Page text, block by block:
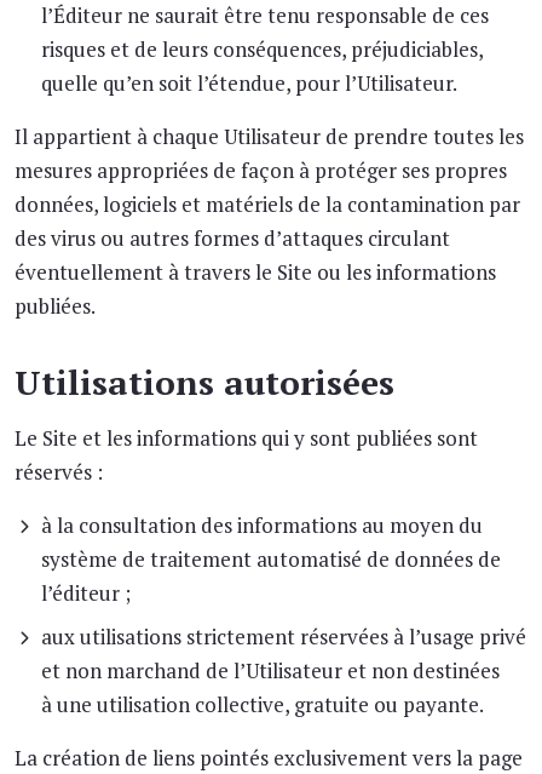
l’Éditeur ne saurait être tenu responsable de ces
risques et de leurs conséquences, préjudiciables,
quelle qu’en soit l’étendue, pour l’Utilisateur.
Il appartient à chaque Utilisateur de prendre toutes les
mesures appropriées de façon à protéger ses propres
données, logiciels et matériels de la contamination par
des virus ou autres formes d’attaques circulant
éventuellement à travers le Site ou les informations
publiées.
Utilisations autorisées
Le Site et les informations qui y sont publiées sont
réservés :
à la consultation des informations au moyen du
système de traitement automatisé de données de
l’éditeur ;
aux utilisations strictement réservées à l’usage privé
et non marchand de l’Utilisateur et non destinées
à une utilisation collective, gratuite ou payante.
La création de liens pointés exclusivement vers la page